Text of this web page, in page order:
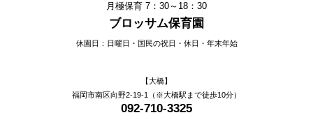
月極保育 7：30～18：30
ブロッサム保育園
休園日：日曜日・国民の祝日・休日・年末年始
【大橋】
福岡市南区向野2-19-1（※大橋駅まで徒歩10分）
092-710-3325